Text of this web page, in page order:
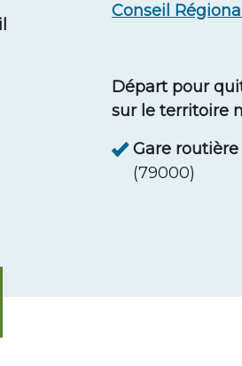
Conseil Régional
Départ pour
sur le territoire
Gare
(79000)